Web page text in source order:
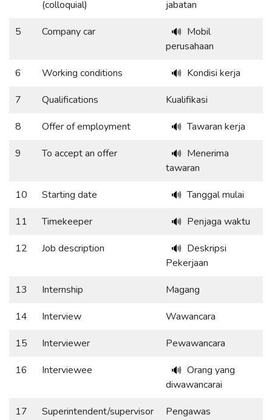
(colloquial)
jabatan
5
Company car 🔊 Mobil
perusahaan
6
Working conditions 🔊 Kondisi kerja
7
Qualifications
Kualifikasi
8
Offer of employment 🔊 Tawaran kerja
9
To accept an offer 🔊 Menerima
tawaran
10
Starting date 🔊 Tanggal mulai
11
Timekeeper 🔊 Penjaga waktu
12
Job description 🔊 Deskripsi
Pekerjaan
13
Internship
Magang
14
Interview
Wawancara
15
Interviewer
Pewawancara
16
Interviewee 🔊 Orang yang
diwawancarai
17
Superintendent/supervisor
Pengawas